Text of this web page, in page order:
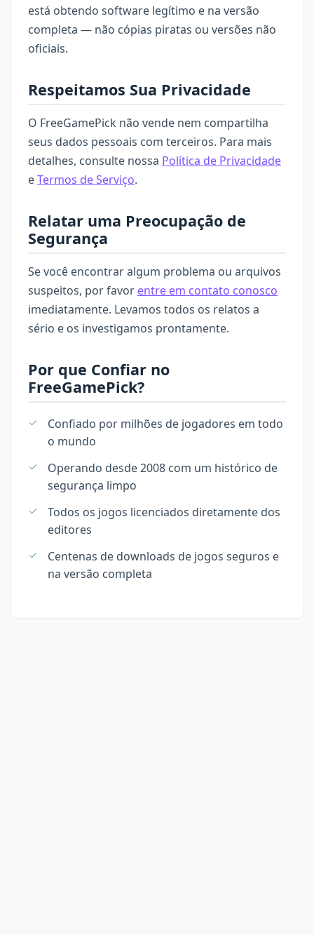
está obtendo software legítimo e na versão
completa — não cópias piratas ou versões não
oficiais.
Respeitamos Sua Privacidade
O FreeGamePick não vende nem compartilha
seus dados pessoais com terceiros. Para mais
detalhes, consulte nossa Política de Privacidade
eTermos de Serviço.
Relatar uma Preocupação de
Segurança
Se você encontrar algum problema ou arquivos
suspeitos, por favor entre em contato conosco
imediatamente. Levamos todos os relatos a
sério e os investigamos prontamente.
Por que Confiar no
FreeGamePick?
Confiado por milhões de jogadores em todo
o mundo
Operando desde 2008 com um histórico de
segurança limpo
Todos os jogos licenciados diretamente dos
editores
Centenas de downloads de jogos seguros e
na versão completa